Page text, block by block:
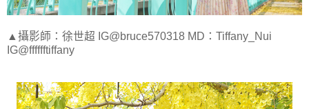
▲攝影師：徐世超 IG@bruce570318 MD：Tiffany_Nui
IG@fffffftiffany